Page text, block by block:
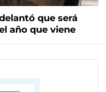
que será
año que viene